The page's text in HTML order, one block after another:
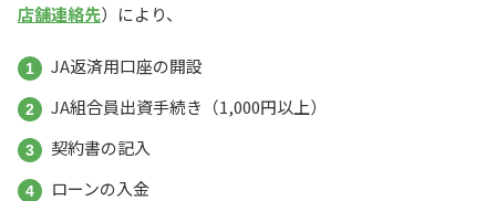
店舗連絡先）により、
JA返済用口座の開設
JA組合員出資手続き（1,000円以上）
契約書の記入
ローンの入金